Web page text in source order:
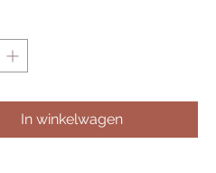
In winkelwagen